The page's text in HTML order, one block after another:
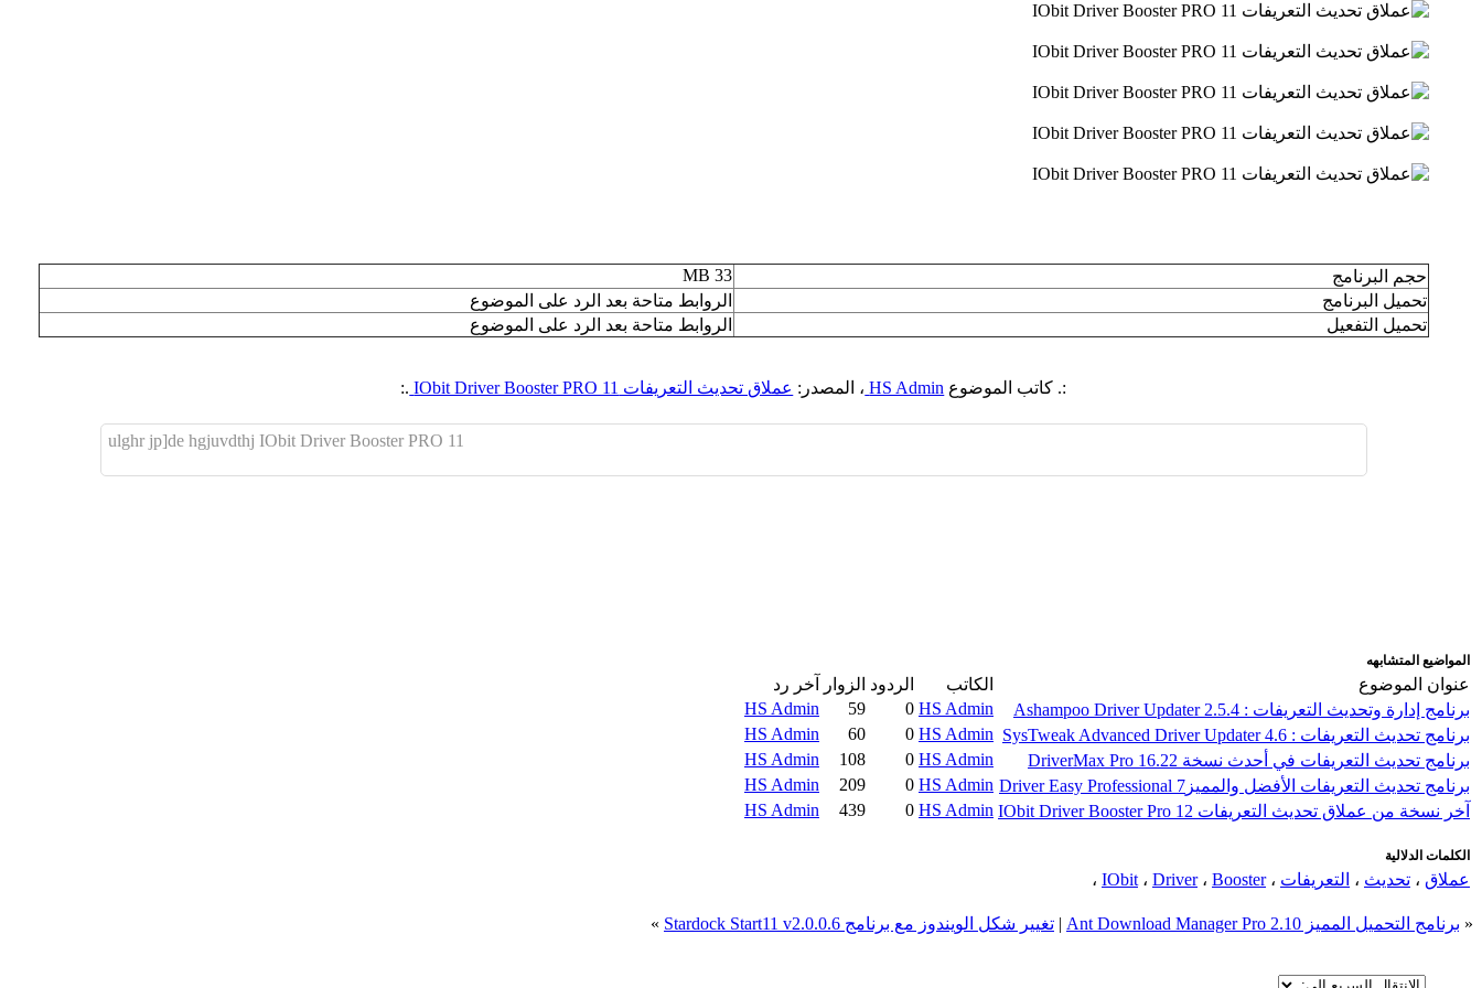
حجم البرنامج
33 MB
تحميل البرنامج
الروابط متاحة بعد الرد على الموضوع
تحميل التفعيل
الروابط متاحة بعد الرد على الموضوع
:. كاتب الموضوع HS Admin ، المصدر: عملاق تحديث التعريفات IObit Driver Booster PRO 11 .:
ulghr jp]de hgjuvdthj IObit Driver Booster PRO 11
المواضيع المتشابهه
عنوان الموضوع الكاتب الردود الزوار
آخر رد
برنامج إدارة وتحديث التعريفات : Ashampoo Driver Updater 2.5.4
HS Admin
0
59
HS Admin
برنامج تحديث التعريفات : SysTweak Advanced Driver Updater 4.6
HS Admin
0
60
HS Admin
برنامج تحديث التعريفات في أحدث نسخة DriverMax Pro 16.22
HS Admin
0
108
HS Admin
برنامج تحديث التعريفات الأفضل والمميزDriver Easy Professional 7
HS Admin
0
209
HS Admin
آخر نسخة من عملاق تحديث التعريفات IObit Driver Booster Pro 12
HS Admin
0
439
HS Admin
الكلمات الدلالية
عملاق ، تحديث ، التعريفات ، IObit ، Driver، Booster ،
« برنامج التحميل المميز Ant Download Manager Pro 2.10 | تغيير شكل الويندوز مع برنامج Stardock Start11 v2.0.0.6 »